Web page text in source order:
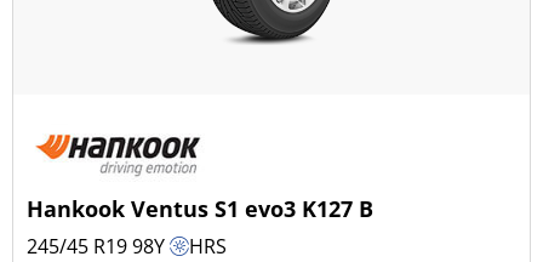
Hankook Ventus S1 evo3 K127 B
245/45 R1998Y HRS